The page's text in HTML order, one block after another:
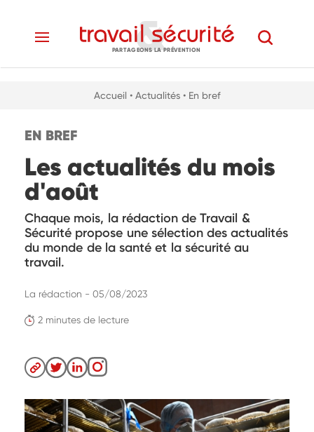
PARTAGEONS LA PRÉVENTION
Accueil • Actualités • En bref
EN BREF
Les actualités du mois
d'août
Chaque mois, la rédaction de Travail &
Sécurité propose une sélection des actualités
du monde de la santé et la sécurité au
travail.
2 minutes de lecture
La rédaction - 05/08/2023